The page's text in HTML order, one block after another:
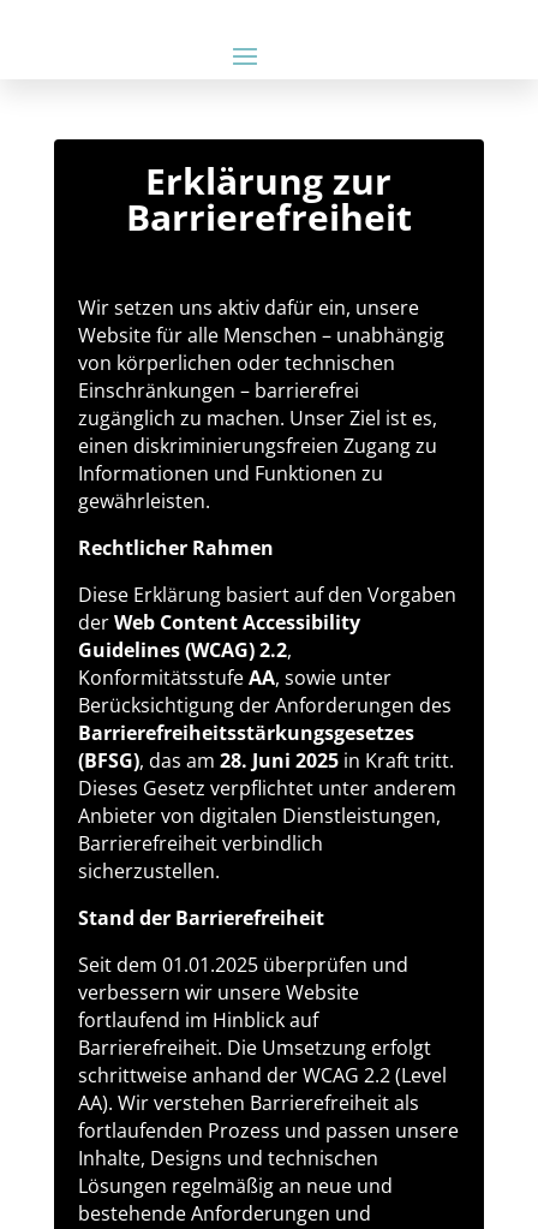
Erklärung zur
Barrierefreiheit
Wir setzen uns aktiv dafür ein, unsere
Website für alle Menschen – unabhängig
von körperlichen oder technischen
Einschränkungen – barrierefrei
zugänglich zu machen. Unser Ziel ist es,
einen diskriminierungsfreien Zugang zu
Informationen und Funktionen zu
gewährleisten.
Rechtlicher Rahmen
Diese Erklärung basiert auf den Vorgaben
derWeb Content Accessibility
Guidelines (WCAG) 2.2,
KonformitätsstufeAA, sowie unter
Berücksichtigung der Anforderungen des
Barrierefreiheitsstärkungsgesetzes
(BFSG), das am 28. Juni 2025in Kraft tritt.
Dieses Gesetz verpflichtet unter anderem
Anbieter von digitalen Dienstleistungen,
Barrierefreiheit verbindlich
sicherzustellen.
Stand der Barrierefreiheit
Seit dem 01.01.2025 überprüfen und
verbessern wir unsere Website
fortlaufend im Hinblick auf
Barrierefreiheit. Die Umsetzung erfolgt
schrittweise anhand der WCAG 2.2 (Level
AA). Wir verstehen Barrierefreiheit als
fortlaufenden Prozess und passen unsere
Inhalte, Designs und technischen
Lösungen regelmäßig an neue und
bestehende Anforderungen und